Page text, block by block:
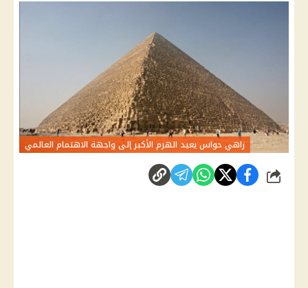
زاهي حواس يعيد الهرم الأكبر إلى واجهة الاهتمام العالمي
شارك